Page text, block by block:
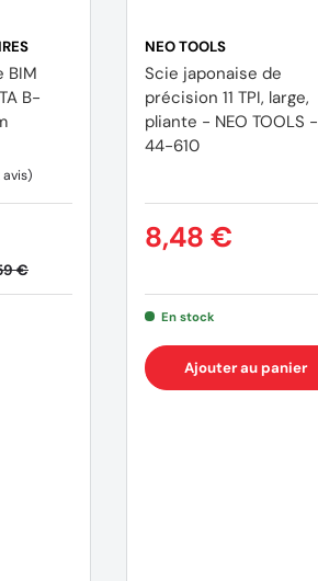
BIM
B-
€
NEO TOOLS
Scie japonaise de
précision 11 TPI, large,
pliante - NEO TOOLS -
44-610
8,48 €
En stock
Ajouter au panier